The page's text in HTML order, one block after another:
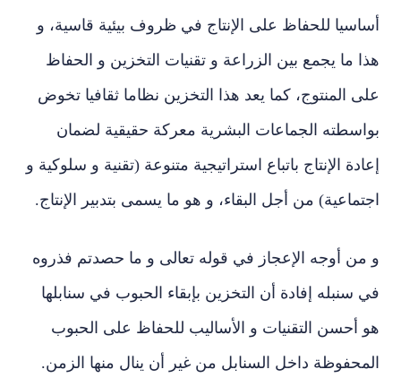
للحفاظ على الإنتاج في ظروف بيئية قاسية، و
ما يجمع بين الزراعة و تقنيات التخزين و الحفاظ
المنتوج، كما يعد هذا التخزين نظاما ثقافيا تخوض
الجماعات البشرية معركة حقيقية لضمان
الإنتاج باتباع استراتيجية متنوعة (تقنية و سلوكية و
من أجل البقاء، و هو ما يسمى بتدبير الإنتاج.
أوجه الإعجاز في قوله تعالى و ما حصدتم فذروه
سنبله إفادة أن التخزين بإبقاء الحبوب في سنابلها
أحسن التقنيات و الأساليب للحفاظ على الحبوب
داخل السنابل من غير أن ينال منها الزمن.